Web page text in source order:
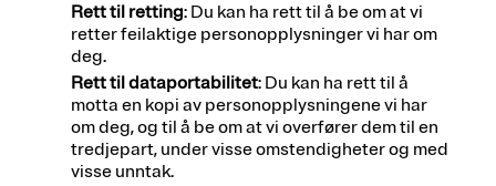
Rett til retting: Du kan ha rett til å be om at vi
retter feilaktige personopplysninger vi har om
deg.
Rett til dataportabilitet: Du kan ha rett til å
motta en kopi av personopplysningene vi har
om deg, og til å be om at vi overfører dem til en
tredjepart, under visse omstendigheter og med
visse unntak.